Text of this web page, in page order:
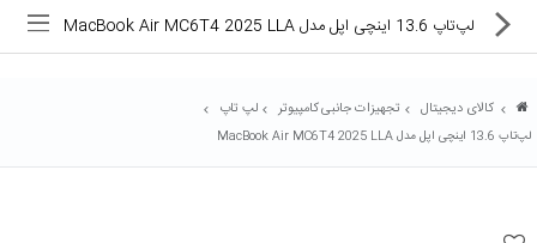
لپ‌تاپ 13.6 اینچی اپل مدل MacBook Air MC6T4 2025 LLA
کالای دیجیتال تجهیزات جانبی کامپیوتر لپ تاپ
لپ‌تاپ 13.6 اینچی اپل مدل MacBook Air MC6T4 2025 LLA